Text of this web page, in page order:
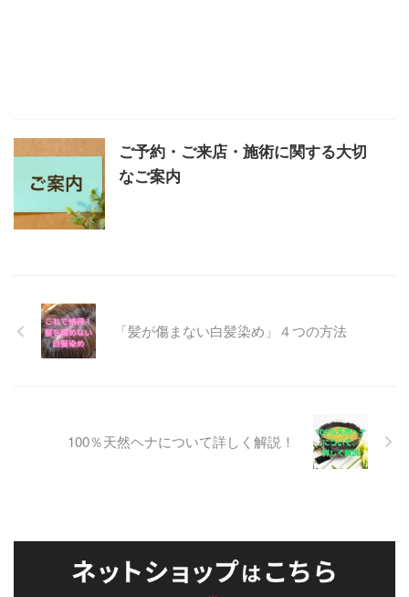
ご予約・ご来店・施術に関する大切
なご案内
「髪が傷まない白髪染め」４つの方法
100％天然ヘナについて詳しく解説！